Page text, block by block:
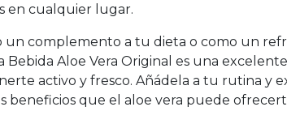
en cualquier lugar.
un complemento a tu dieta o como un
Bebida Aloe Vera Original es una
activo y fresco. Añádela a tu rutina y
beneficios que el aloe vera puede